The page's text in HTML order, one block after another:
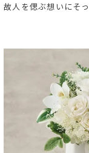
故人を偲ぶ想いにそ